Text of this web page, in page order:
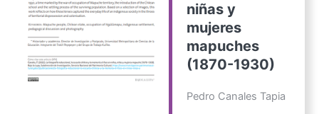
niñas y
mujeres
mapuches
(1870-1930)
Pedro Canales Tapia